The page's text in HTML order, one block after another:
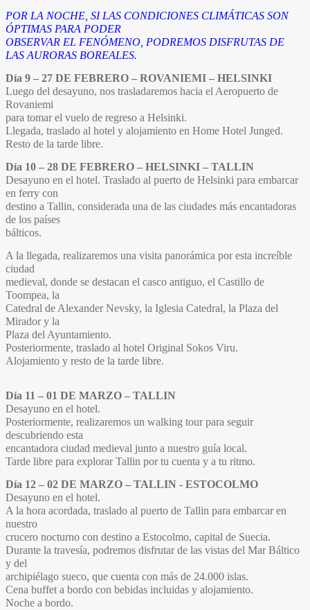
POR LA NOCHE, SI LAS CONDICIONES CLIMÁTICAS SON
ÓPTIMAS PARA PODER
OBSERVAR EL FENÓMENO, PODREMOS DISFRUTAS DE
LAS AURORAS BOREALES.
Día 9 – 27 DE FEBRERO – ROVANIEMI – HELSINKI
Luego del desayuno, nos trasladaremos hacia el Aeropuerto de
Rovaniemi
para tomar el vuelo de regreso a Helsinki.
Llegada, traslado al hotel y alojamiento en Home Hotel Junged.
Resto de la tarde libre.
Día 10 – 28 DE FEBRERO – HELSINKI – TALLIN
Desayuno en el hotel. Traslado al puerto de Helsinki para embarcar
en ferry con
destino a Tallin, considerada una de las ciudades más encantadoras
de los países
bálticos.
A la llegada, realizaremos una visita panorámica por esta increíble
ciudad
medieval, donde se destacan el casco antiguo, el Castillo de
Toompea, la
Catedral de Alexander Nevsky, la Iglesia Catedral, la Plaza del
Mirador y la
Plaza del Ayuntamiento.
Posteriormente, traslado al hotel Original Sokos Viru.
Alojamiento y resto de la tarde libre.
Día 11 – 01 DE MARZO – TALLIN
Desayuno en el hotel.
Posteriormente, realizaremos un walking tour para seguir
descubriendo esta
encantadora ciudad medieval junto a nuestro guía local.
Tarde libre para explorar Tallin por tu cuenta y a tu ritmo.
Día 12 – 02 DE MARZO – TALLIN - ESTOCOLMO
Desayuno en el hotel.
A la hora acordada, traslado al puerto de Tallin para embarcar en
nuestro
crucero nocturno con destino a Estocolmo, capital de Suecia.
Durante la travesía, podremos disfrutar de las vistas del Mar Báltico
y del
archipiélago sueco, que cuenta con más de 24.000 islas.
Cena buffet a bordo con bebidas incluidas y alojamiento.
Noche a bordo.